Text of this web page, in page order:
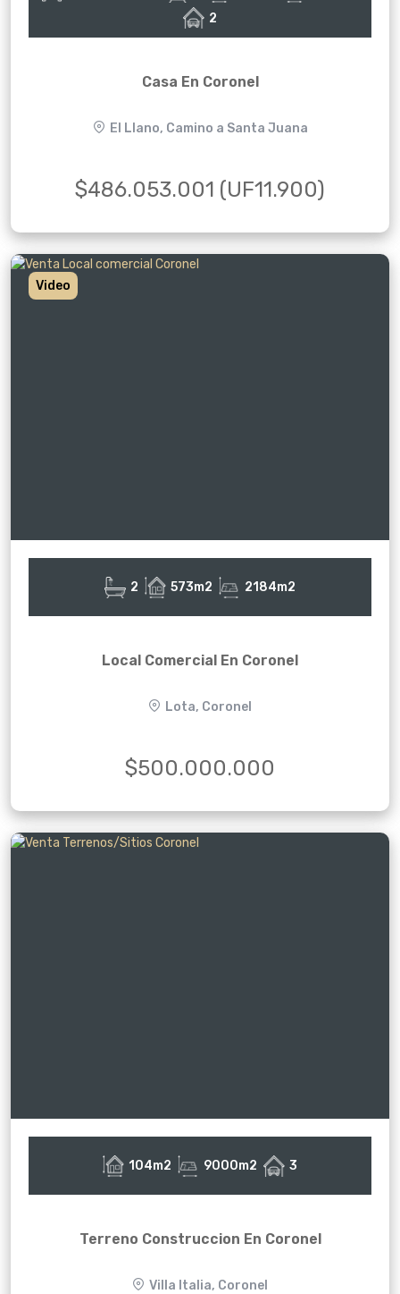
2
Casa En Coronel
El Llano, Camino a Santa Juana
$486.053.001 (UF11.900)
Video
2 573m2 2184m2
Local Comercial En Coronel
Lota, Coronel
$500.000.000
104m2 9000m2 3
Terreno Construccion En Coronel
Villa Italia, Coronel